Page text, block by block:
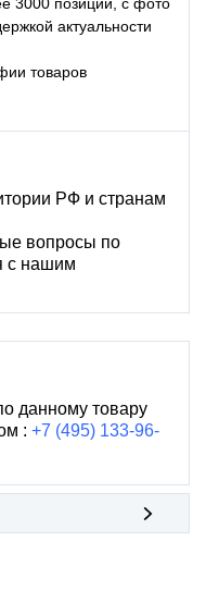
актуальности
товаров
РФ и странам
вопросы по
с нашим
данному товару
: +7 (495) 133-96-